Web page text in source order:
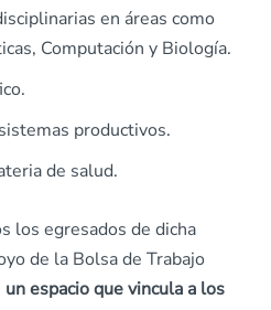
en áreas como
Computación y Biología.
productivos.
de salud.
los egresados de dicha
de la Bolsa de Trabajo
un espacio que vincula a los